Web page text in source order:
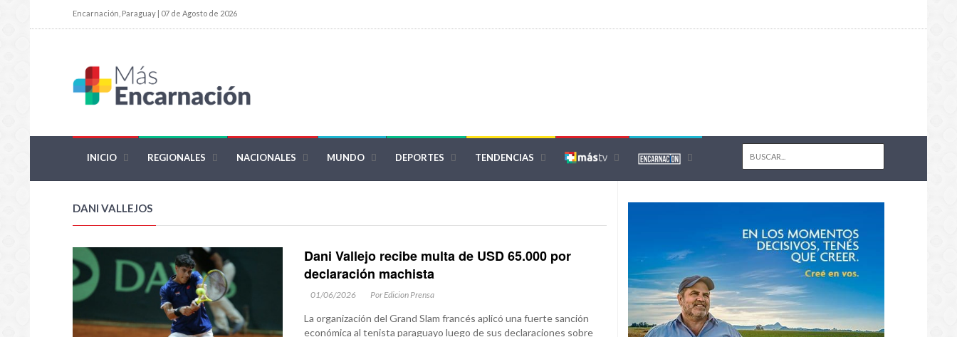
Encarnación, Paraguay | 07 de Agosto de 2026
INICIO REGIONALES NACIONALES MUNDO DEPORTES TENDENCIAS
DANI VALLEJOS
Dani Vallejo recibe multa de USD 65.000 por
declaración machista
01/06/2026 Por Edicion Prensa
La organización del Grand Slam francés aplicó una fuerte sanción
económica al tenista paraguayo luego de sus declaraciones sobre